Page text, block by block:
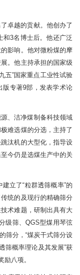
卓越的贡献。他创办了
和3名博士后。他还广泛
影响。他对微粉煤的摩
。他主持承担的国家级
五”国家重点工业性试验
版专著9部，发表学术论
、洁净煤制备科技领域
难选煤的分选，主持了
汰机的大型化，指导设
今仍是选煤生产中的关
立了“粒群透筛概率”的
统的及现行的精确筛分
术难题，研制出具有大
级筛、QGS型煤用琴弦
筛分，“煤炭干式筛分设
筛概率理论及其发展”获
励八项。